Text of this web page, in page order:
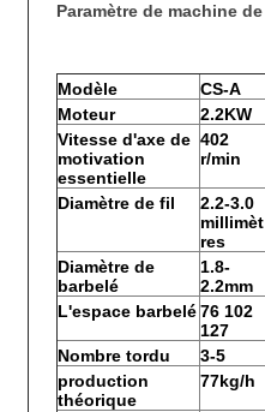
Paramètre de machine
Modèle CS-A
Moteur
2.2KW
Vitesse d'axe de
motivation
essentielle
402
r/min
Diamètre de fil
2.2-3.0
millimèt
res
Diamètre de
barbelé
1.8-
2.2mm
L'espace barbelé76 102
127
Nombre tordu 3-5
production
théorique
77kg/h